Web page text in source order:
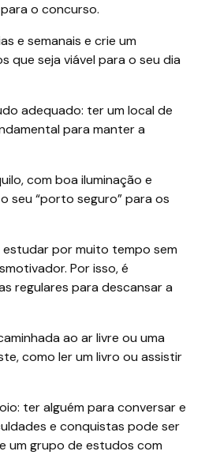
o concurso.
e semanais e crie um
que seja viável para o seu dia
adequado: ter um local de
para manter a
com boa iluminação e
seu “porto seguro” para os
estudar por muito tempo sem
Por isso, é
regulares para descansar a
ao ar livre ou uma
como ler um livro ou assistir
ter alguém para conversar e
e conquistas pode ser
um grupo de estudos com